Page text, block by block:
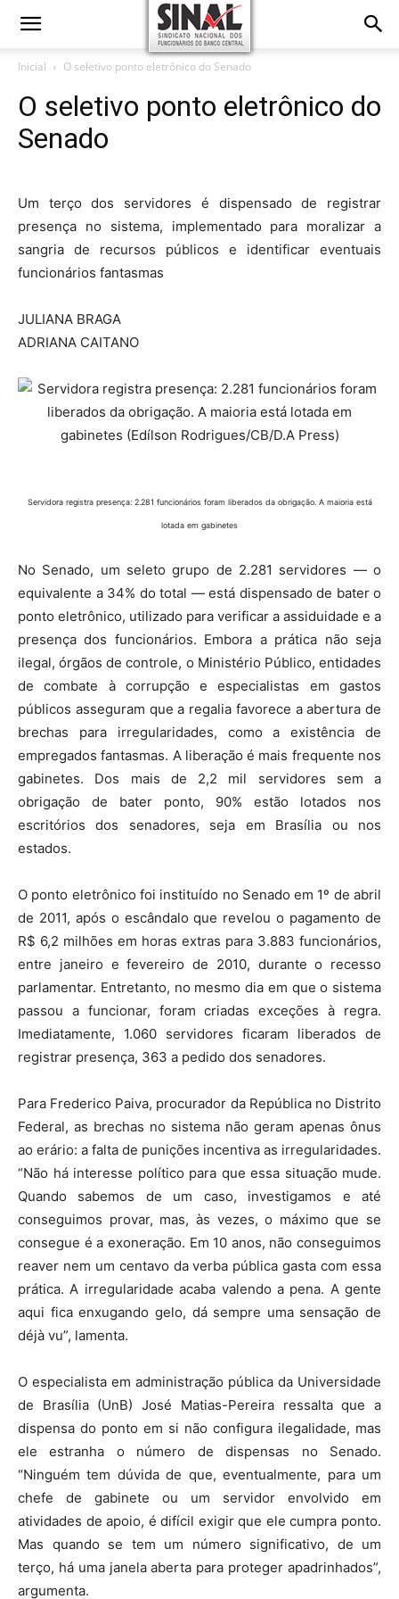
Inicial O seletivo ponto eletrônico do Senado
O seletivo ponto eletrônico do
Senado
Um terço dos servidores é dispensado de registrar
presença no sistema, implementado para moralizar a
sangria de recursos públicos e identificar eventuais
funcionários fantasmas
JULIANA BRAGA
ADRIANA CAITANO
Servidora registra presença: 2.281 funcionários foram liberados da obrigação. A maioria está
lotada em gabinetes
No Senado, um seleto grupo de 2.281 servidores — o
equivalente a 34% do total — está dispensado de bater o
ponto eletrônico, utilizado para verificar a assiduidade e a
presença dos funcionários. Embora a prática não seja
ilegal, órgãos de controle, o Ministério Público, entidades
de combate à corrupção e especialistas em gastos
públicos asseguram que a regalia favorece a abertura de
brechas para irregularidades, como a existência de
empregados fantasmas. A liberação é mais frequente nos
gabinetes. Dos mais de 2,2 mil servidores sem a
obrigação de bater ponto, 90% estão lotados nos
escritórios dos senadores, seja em Brasília ou nos
estados.
O ponto eletrônico foi instituído no Senado em 1º de abril
de 2011, após o escândalo que revelou o pagamento de
R$ 6,2 milhões em horas extras para 3.883 funcionários,
entre janeiro e fevereiro de 2010, durante o recesso
parlamentar. Entretanto, no mesmo dia em que o sistema
passou a funcionar, foram criadas exceções à regra.
Imediatamente, 1.060 servidores ficaram liberados de
registrar presença, 363 a pedido dos senadores.
Para Frederico Paiva, procurador da República no Distrito
Federal, as brechas no sistema não geram apenas ônus
ao erário: a falta de punições incentiva as irregularidades.
“Não há interesse político para que essa situação mude.
Quando sabemos de um caso, investigamos e até
conseguimos provar, mas, às vezes, o máximo que se
consegue é a exoneração. Em 10 anos, não conseguimos
reaver nem um centavo da verba pública gasta com essa
prática. A irregularidade acaba valendo a pena. A gente
aqui fica enxugando gelo, dá sempre uma sensação de
déjà vu”, lamenta.
O especialista em administração pública da Universidade
de Brasília (UnB) José Matias-Pereira ressalta que a
dispensa do ponto em si não configura ilegalidade, mas
ele estranha o número de dispensas no Senado.
“Ninguém tem dúvida de que, eventualmente, para um
chefe de gabinete ou um servidor envolvido em
atividades de apoio, é difícil exigir que ele cumpra ponto.
Mas quando se tem um número significativo, de um
terço, há uma janela aberta para proteger apadrinhados”,
argumenta.